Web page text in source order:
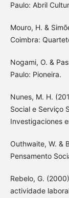
Paulo: Abril
Mouro, H. &
Coimbra:
Nogami, O. &
Paulo: Pioneira.
Nunes, M. H.
Social e Serviço
Investigaciones
Outhwaite, W. &
Pensamento
Rebelo, G.
actividade